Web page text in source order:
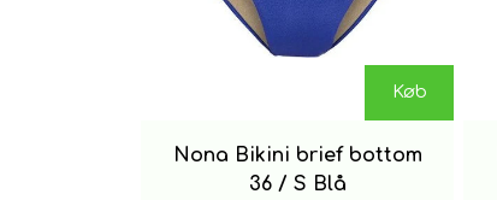
Køb
Nona Bikini brief bottom
36 / S Blå